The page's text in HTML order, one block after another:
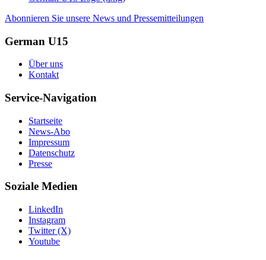
Abonnieren Sie unsere News und Pressemitteilungen
German U15
Über uns
Kontakt
Service-Navigation
Startseite
News-Abo
Impressum
Datenschutz
Presse
Soziale Medien
LinkedIn
Instagram
Twitter (X)
Youtube